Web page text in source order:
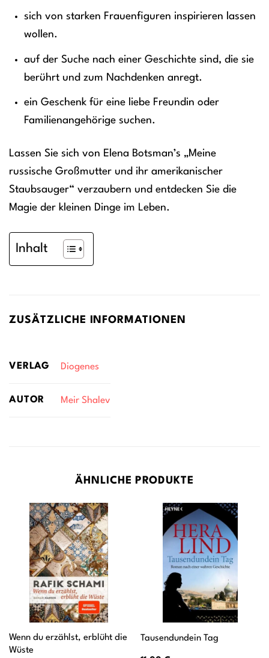
sich von starken Frauenfiguren inspirieren lassen
wollen.
auf der Suche nach einer Geschichte sind, die sie
berührt und zum Nachdenken anregt.
ein Geschenk für eine liebe Freundin oder
Familienangehörige suchen.
Lassen Sie sich von Elena Botsman’s „Meine
russische Großmutter und ihr amerikanischer
Staubsauger“ verzaubern und entdecken Sie die
Magie der kleinen Dinge im Leben.
Inhalt
ZUSÄTZLICHE INFORMATIONEN
VERLAG Diogenes
AUTOR Meir Shalev
ÄHNLICHE PRODUKTE
Wenn du erzählst, erblüht die
Wüste
Tausendundein Tag